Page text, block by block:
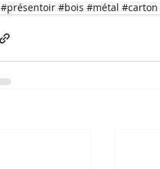
#présentoir #bois #métal #carton